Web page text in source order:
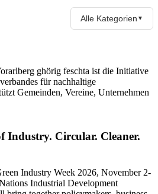
Alle Kategorien ▼
ghörig feschta ist die Initiative
für nachhaltige
Gemeinden, Vereine, Unternehmen
Industry. Circular. Cleaner.
Industry Week 2026, November 2-
Industrial Development